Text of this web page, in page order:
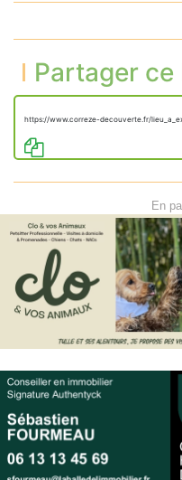
Partager ce
https://www.correze-decouverte.fr/
En